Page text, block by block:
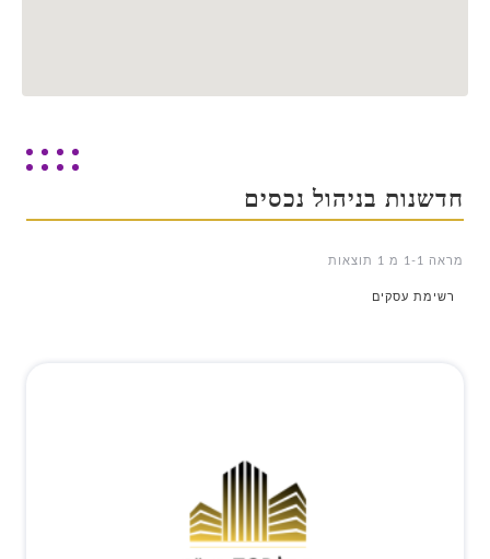
חדשנות בניהול נכסים
מראה 1-1 מ 1 תוצאות
רשימת עסקים